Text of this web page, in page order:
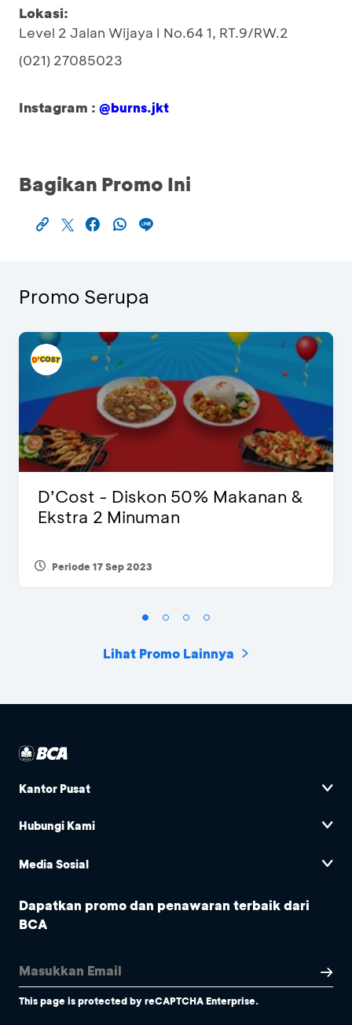
Lokasi:
Level 2 Jalan Wijaya I No.64 1, RT.9/RW.2
(021) 27085023
Instagram : @burns.jkt
Bagikan Promo Ini
Promo Serupa
D’Cost - Diskon 50% Makanan &
Ekstra 2 Minuman
Periode 17 Sep 2023
Lihat Promo Lainnya
Kantor Pusat
Hubungi Kami
Media Sosial
Dapatkan promo dan penawaran terbaik dari
BCA
This page is protected by reCAPTCHA Enterprise.